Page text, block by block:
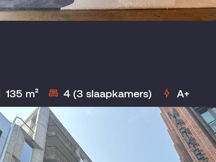
135 m² 4 (3 slaapkamers) A+